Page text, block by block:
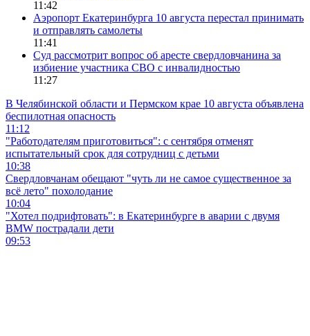
11:42
Аэропорт Екатеринбурга 10 августа перестал принимать
и отправлять самолеты
11:41
Суд рассмотрит вопрос об аресте свердловчанина за
избиение участника СВО с инвалидностью
11:27
В Челябинской области и Пермском крае 10 августа объявлена
беспилотная опасность
11:12
"Работодателям приготовиться": с сентября отменят
испытательный срок для сотрудниц с детьми
10:38
Свердловчанам обещают "чуть ли не самое существенное за
всё лето" похолодание
10:04
"Хотел подрифтовать": в Екатеринбурге в аварии с двумя
BMW пострадали дети
09:53